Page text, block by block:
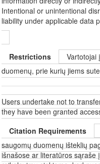
Intentional or unintentional
liability under applicable data
Restrictions
Vartotojai
duomenų, prie kurių jiems
Users undertake not to
they have been granted
Citation Requirements
saugomų duomenų išteklių
išnašose ar literatūros sąraše